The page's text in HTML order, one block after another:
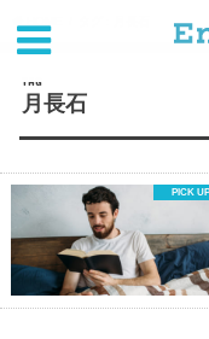
TAG
月長石